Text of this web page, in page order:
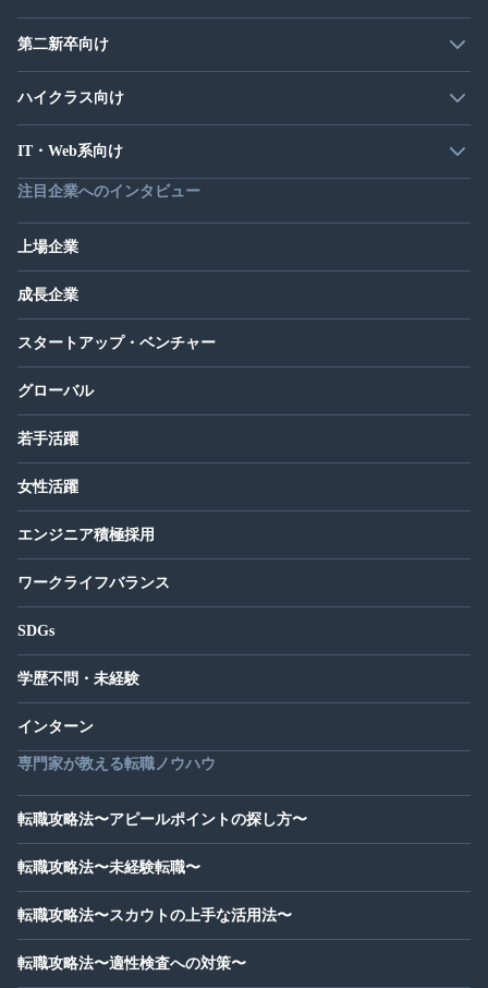
第二新卒向け
ハイクラス向け
IT・Web系向け
注目企業へのインタビュー
上場企業
成長企業
スタートアップ・ベンチャー
グローバル
若手活躍
女性活躍
エンジニア積極採用
ワークライフバランス
SDGs
学歴不問・未経験
インターン
専門家が教える転職ノウハウ
転職攻略法〜アピールポイントの探し方〜
転職攻略法〜未経験転職〜
転職攻略法〜スカウトの上手な活用法〜
転職攻略法〜適性検査への対策〜